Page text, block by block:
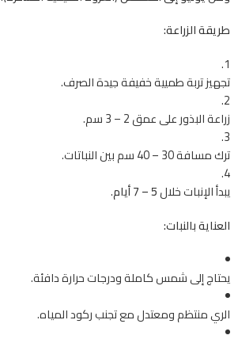
طريقة الزراعة:
تجهيز تربة طميية خفيفة جيدة الصرف.
زراعة البذور على عمق 2 – 3 سم.
ترك مسافة 30 – 40 سم بين النباتات.
يبدأ الإنبات خلال5 – 7 أيام
.
العناية بالنبات:
يحتاج إلى شمس كاملة ودرجات حرارة دافئة.
الري منتظم ومعتدل مع تجنب ركود المياه.